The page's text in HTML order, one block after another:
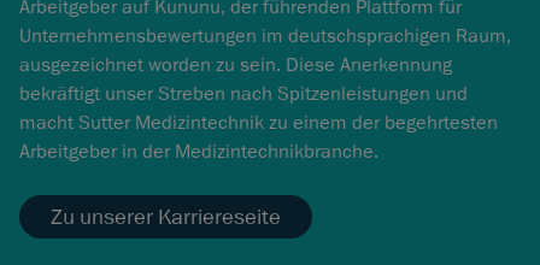
Arbeitgeber auf Kununu, der führenden Plattform für
Unternehmensbewertungen im deutschsprachigen Raum,
ausgezeichnet worden zu sein. Diese Anerkennung
bekräftigt unser Streben nach Spitzenleistungen und
macht Sutter Medizintechnik zu einem der begehrtesten
Arbeitgeber in der Medizintechnikbranche.
Zu unserer Karriereseite